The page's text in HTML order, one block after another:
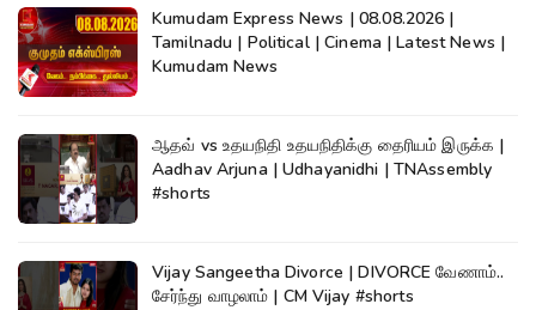
Kumudam Express News | 08.08.2026 |
Tamilnadu | Political | Cinema | Latest News |
Kumudam News
ஆதவ் vs உதயநிதி உதயநிதிக்கு தைரியம் இருக்க |
Aadhav Arjuna | Udhayanidhi | TNAssembly
#shorts
Vijay Sangeetha Divorce | DIVORCE வேணாம்..
சேர்ந்து வாழலாம் | CM Vijay #shorts